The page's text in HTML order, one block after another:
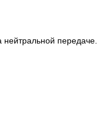
передаче.